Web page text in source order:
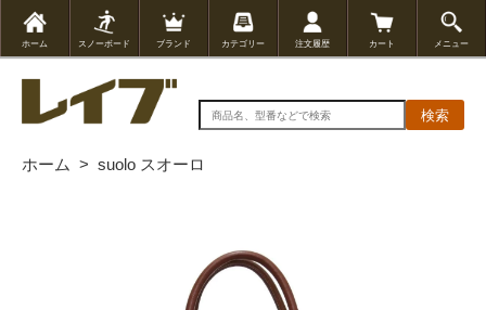
ホーム スノーボード ブランド カテゴリー 注文履歴 カート メニュー
検索
ホーム > suolo スオーロ